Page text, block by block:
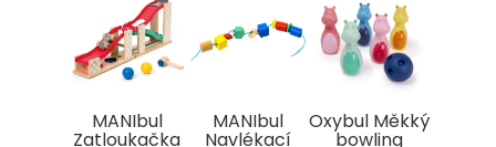
MANIbul
Zatloukačka
MANIbul
Navlékací
Oxybul Měkký
bowling